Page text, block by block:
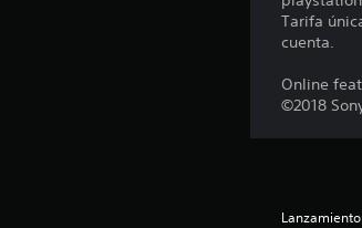
Tarifa
cuenta.
Online
©2018